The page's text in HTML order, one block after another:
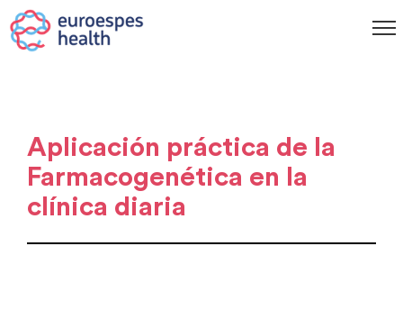
Aplicación práctica de la
Farmacogenética en la
clínica diaria